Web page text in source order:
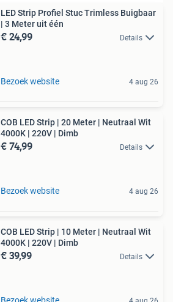
LED Strip Profiel Stuc Trimless Buigbaar
| 3 Meter uit één
€ 24,99 Details
Bezoek website 4 aug 26
COB LED Strip | 20 Meter | Neutraal Wit
4000K | 220V | Dimb
€ 74,99 Details
Bezoek website 4 aug 26
COB LED Strip | 10 Meter | Neutraal Wit
4000K | 220V | Dimb
€ 39,99 Details